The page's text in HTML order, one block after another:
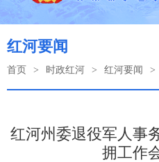
红河要闻
首页 > 时政红河 > 红河要闻 >
红河州委退役军人事
拥工作